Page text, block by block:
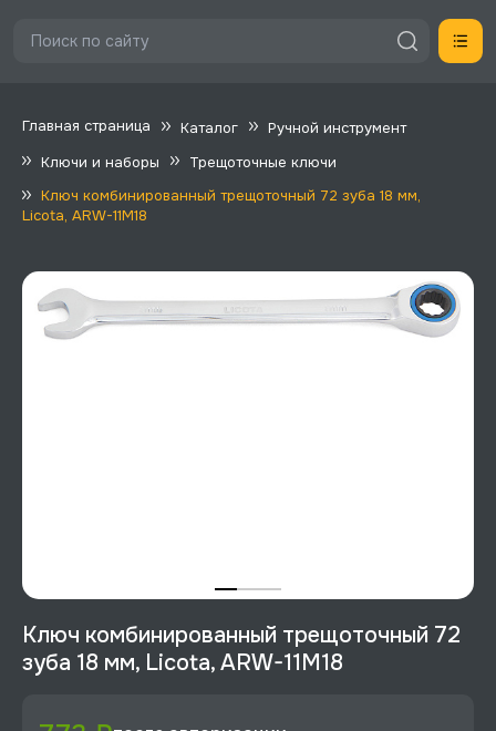
Главная страница Каталог
Ручной инструмент
Ключи и наборы
Трещоточные ключи
Ключ комбинированный трещоточный 72 зуба 18 мм,
Licota, ARW-11M18
Ключ комбинированный трещоточный 72
зуба 18 мм, Licota, ARW-11M18